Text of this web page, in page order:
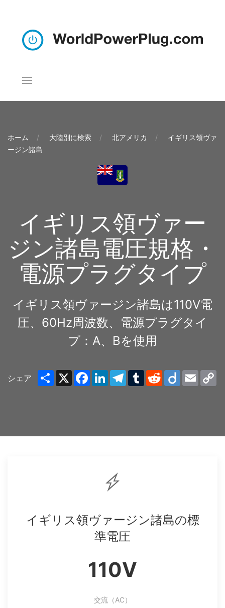
ホーム 大陸別に検索 北アメリカ
イギリス領ヴァ
ージン諸島
イギリス領ヴァー
ジン諸島電圧規格・
電源プラグタイプ
イギリス領ヴァージン諸島は110V電
圧、60Hz周波数、電源プラグタイ
プ：A、Bを使用
シェア ShareX Facebook
LinkedInTelegram
TumblrRedditDiigo Email
イギリス領ヴァージン諸島の標
準電圧
110V
交流（AC）